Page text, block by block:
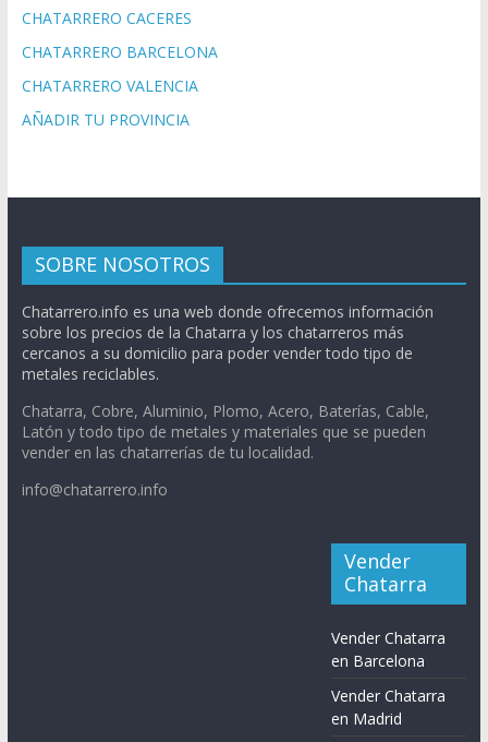
CHATARRERO CACERES
CHATARRERO BARCELONA
CHATARRERO VALENCIA
AÑADIR TU PROVINCIA
SOBRE NOSOTROS
Chatarrero.info es una web donde ofrecemos información
sobre los precios de la Chatarra y los chatarreros más
cercanos a su domicilio para poder vender todo tipo de
metales reciclables.
Chatarra, Cobre, Aluminio, Plomo, Acero, Baterías, Cable,
Latón y todo tipo de metales y materiales que se pueden
vender en las chatarrerías de tu localidad.
info@chatarrero.info
Vender
Chatarra
Vender Chatarra
en Barcelona
Vender Chatarra
en Madrid